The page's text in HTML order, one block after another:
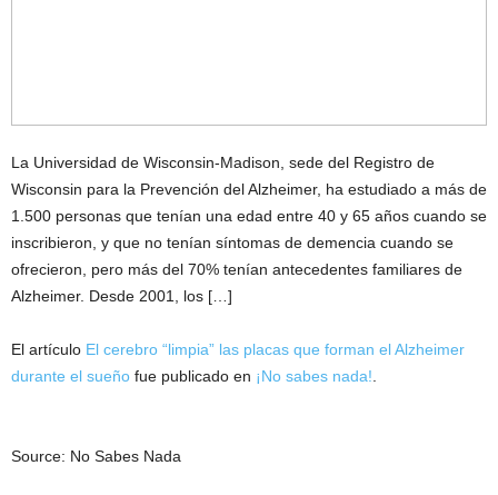
La Universidad de Wisconsin-Madison, sede del Registro de
Wisconsin para la Prevención del Alzheimer, ha estudiado a más de
1.500 personas que tenían una edad entre 40 y 65 años cuando se
inscribieron, y que no tenían síntomas de demencia cuando se
ofrecieron, pero más del 70% tenían antecedentes familiares de
Alzheimer. Desde 2001, los […]
El artículo El cerebro “limpia” las placas que forman el Alzheimer
durante el sueño fue publicado en ¡No sabes nada!.
Source: No Sabes Nada